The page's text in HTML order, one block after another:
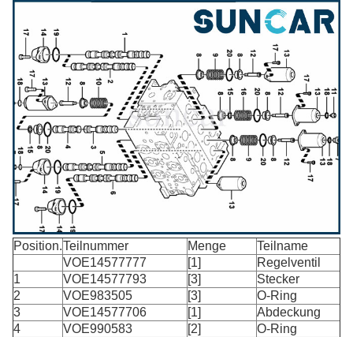
Position.Teilnummer Menge
Teilname
VOE14577777
[1]
Regelventil
1
VOE14577793 [3]
Stecker
2
VOE983505 [3]
O-Ring
3
VOE14577706 [1]
Abdeckung
4
VOE990583 [2]
O-Ring